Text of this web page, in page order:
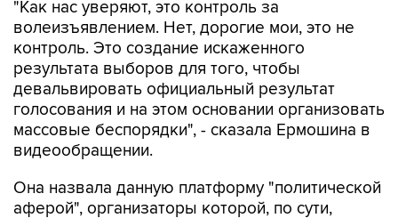
контроль. Это создание искаженного
результата выборов для того, чтобы
девальвировать официальный результат
голосования и на этом основании организовать
массовые беспорядки", - сказала Ермошина в
видеообращении.
Она назвала данную платформу "политической
пытаются создать "теневой Центризбирком".